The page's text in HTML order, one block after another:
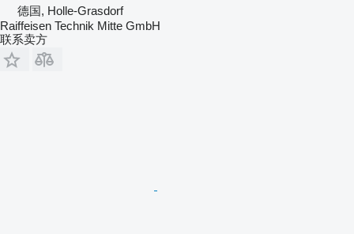
德国, Holle-Grasdorf
Raiffeisen Technik Mitte GmbH
联系卖方